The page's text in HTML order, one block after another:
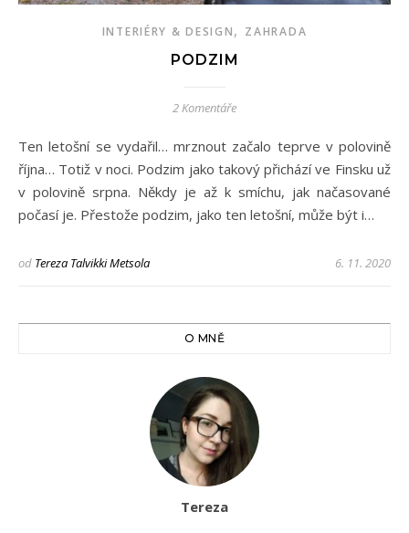
INTERIÉRY & DESIGN, ZAHRADA
PODZIM
2 Komentáře
Ten letošní se vydařil… mrznout začalo teprve v polovině
října… Totiž v noci. Podzim jako takový přichází ve Finsku už
v polovině srpna. Někdy je až k smíchu, jak načasované
počasí je. Přestože podzim, jako ten letošní, může být i…
od Tereza Talvikki Metsola 6. 11. 2020
O MNĚ
Tereza